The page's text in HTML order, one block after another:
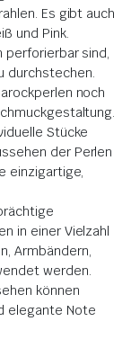
Es gibt auch
und Pink.
perforierbar sind,
durchstechen.
noch
Stücke
der Perlen
einzigartige,
in einer Vielzahl
Armbändern,
werden.
können
elegante Note